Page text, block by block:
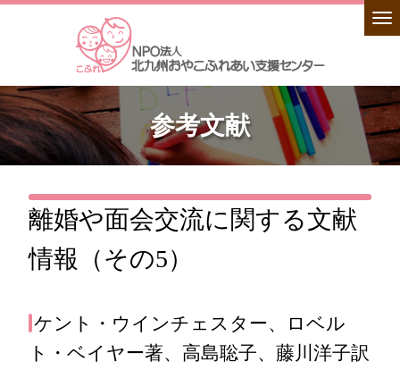
参考文献
離婚や面会交流に関する文献
情報（その5）
ケント・ウインチェスター、ロベル
ト・ベイヤー著、高島聡子、藤川洋子訳